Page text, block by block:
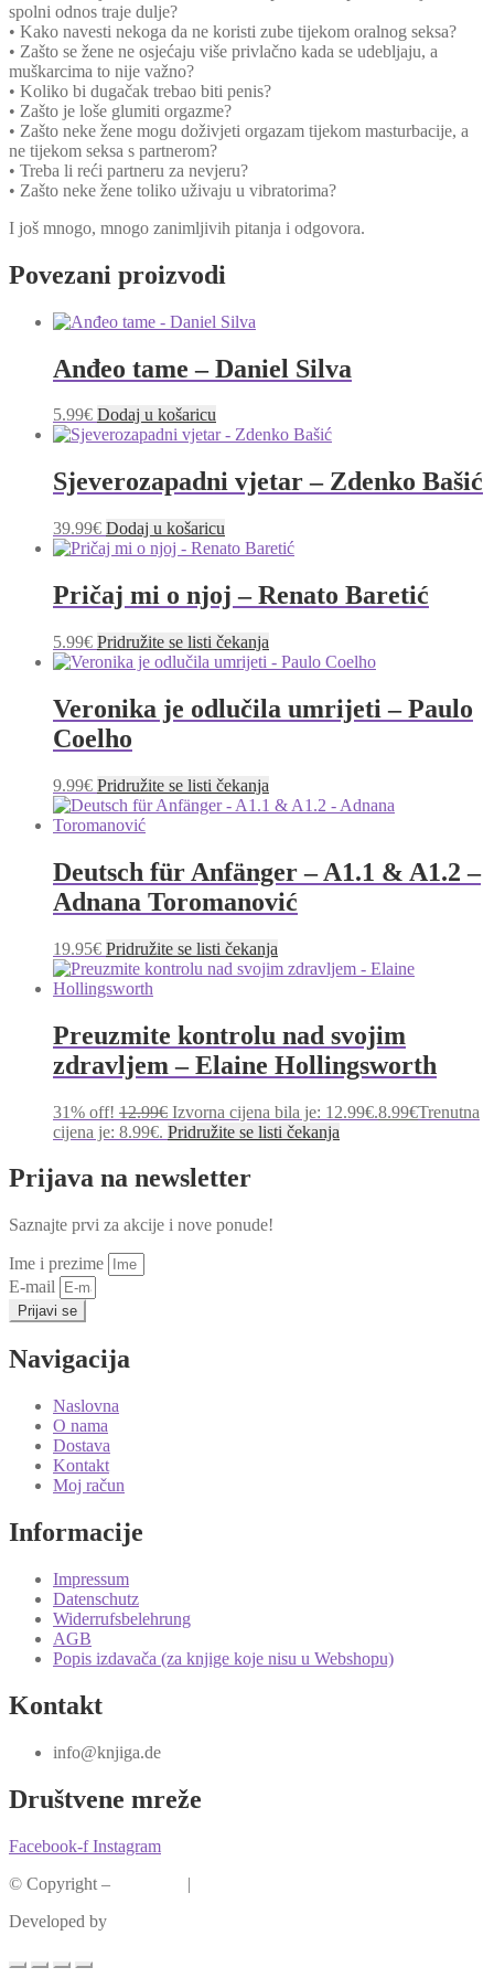
spolni odnos traje dulje?
• Kako navesti nekoga da ne koristi zube tijekom oralnog seksa?
• Zašto se žene ne osjećaju više privlačno kada se udebljaju, a
muškarcima to nije važno?
• Koliko bi dugačak trebao biti penis?
• Zašto je loše glumiti orgazme?
• Zašto neke žene mogu doživjeti orgazam tijekom masturbacije, a
ne tijekom seksa s partnerom?
• Treba li reći partneru za nevjeru?
• Zašto neke žene toliko uživaju u vibratorima?
I još mnogo, mnogo zanimljivih pitanja i odgovora.
Povezani proizvodi
Anđeo tame – Daniel Silva
5.99€ Dodaj u košaricu
Sjeverozapadni vjetar – Zdenko Bašić
39.99€ Dodaj u košaricu
Pričaj mi o njoj – Renato Baretić
5.99€ Pridružite se listi čekanja
Veronika je odlučila umrijeti – Paulo
Coelho
9.99€ Pridružite se listi čekanja
Deutsch für Anfänger – A1.1 & A1.2 –
Adnana Toromanović
19.95€ Pridružite se listi čekanja
Preuzmite kontrolu nad svojim
zdravljem – Elaine Hollingsworth
31% off! 12.99€ Izvorna cijena bila je: 12.99€.8.99€Trenutna
cijena je: 8.99€. Pridružite se listi čekanja
Prijava na newsletter
Saznajte prvi za akcije i nove ponude!
Ime i prezime
E-mail
Prijavi se
Navigacija
Naslovna
O nama
Dostava
Kontakt
Moj račun
Informacije
Impressum
Datenschutz
Widerrufsbelehrung
AGB
Popis izdavača (za knjige koje nisu u Webshopu)
Kontakt
info@knjiga.de
Društvene mreže
Facebook-f Instagram
© Copyright –
|
Developed by